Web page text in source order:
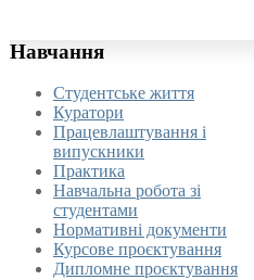
Навчання
Студентське життя
Куратори
Працевлаштування і
випускники
Практика
Навчальна робота зі
студентами
Нормативні документи
Курсове проєктування
Дипломне проєктування